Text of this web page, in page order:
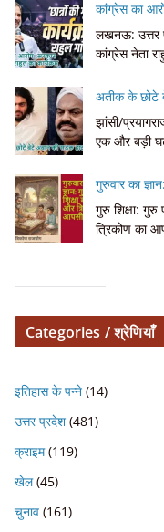
कांग्रेस का
लखनऊ: उत्तर
कांग्रेस नेता
अतीक के छोटे
झांसी/
एक और बड़ी
गुरुवार का
गुरु शिक्षा:
त्रिकोण का
Categories / श्रेणियाँ
इतिहास के पन्ने (14)
उत्तर प्रदेश (481)
क्राइम(119)
खेल(45)
चुनाव (161)